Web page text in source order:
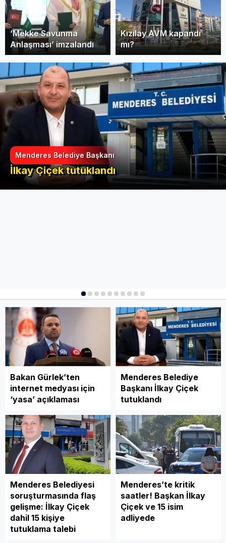
‘Mekke Savunma
Anlaşması’ imzalandı
Kızılay AVM kapandı
mı?
Menderes Belediye Başkanı
İlkay Çiçek tutuklandı
1 2 3 4 5 6 7 8 9 10
Bakan Gürlek’ten
internet medyası için
‘yasa’ açıklaması
Menderes Belediye
Başkanı İlkay Çiçek
tutuklandı
Menderes Belediyesi
soruşturmasında flaş
gelişme: İlkay Çiçek
dahil 15 kişiye
tutuklama talebi
Menderes’te kritik
saatler! Başkan İlkay
Çiçek ve 15 isim
adliyede